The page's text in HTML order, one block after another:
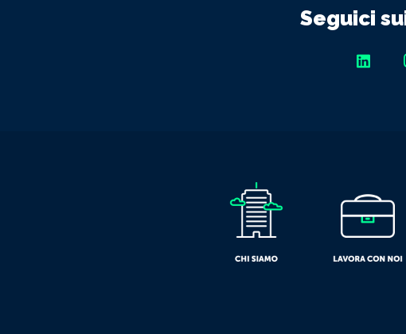
Seguici